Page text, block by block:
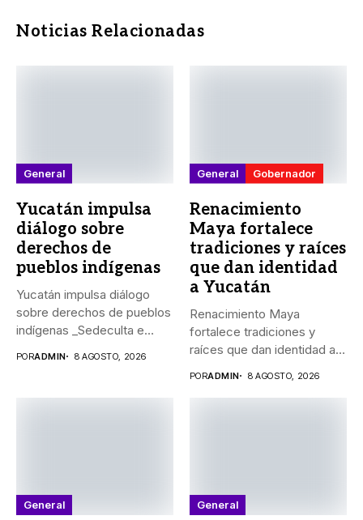
Noticias Relacionadas
General
Yucatán impulsa
diálogo sobre
derechos de
pueblos indígenas
Yucatán impulsa diálogo
sobre derechos de pueblos
indígenas _Sedeculta e
PORADMIN 8 AGOSTO, 2026
General Gobernador
Renacimiento
Maya fortalece
tradiciones y raíces
que dan identidad
a Yucatán
Renacimiento Maya
fortalece tradiciones y
raíces que dan identidad a
PORADMIN 8 AGOSTO, 2026
General General